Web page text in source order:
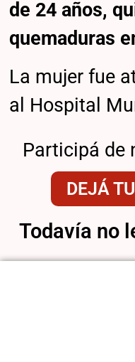
de 24 años,
quemaduras
La mujer fue
al Hospital
Participá de
DEJÁ
Todavía no